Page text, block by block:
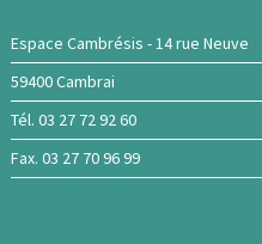
Espace Cambrésis - 14 rue Neuve
59400 Cambrai
Tél. 03 27 72 92 60
Fax. 03 27 70 96 99